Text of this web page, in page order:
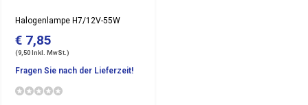
Halogenlampe H7/12V-55W
€ 7,85
(9,50 Inkl. MwSt.)
Fragen Sie nach der Lieferzeit!